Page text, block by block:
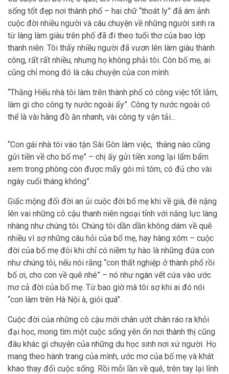
sống tốt đẹp nơi thành phố – hai chữ “thoát ly” đã ám ảnh
cuộc đời nhiều người và câu chuyện về những người sinh ra
từ làng làm giàu trên phố đã đi theo tuổi thơ của bao lớp
thanh niên. Tôi thấy nhiều người đã vươn lên làm giàu thành
công, rất rất nhiều, nhưng họ không phải tôi. Còn bố mẹ, ai
cũng chỉ mong đó là câu chuyện của con mình.
“Thằng Hiếu nhà tôi làm trên thành phố có công việc tốt lắm,
làm gì cho công ty nước ngoài ấy”. Công ty nước ngoài có
thể là vài hãng đồ ăn nhanh, vài công ty vận tải…
“Con gái nhà tôi vào tận Sài Gòn làm việc, tháng nào cũng
gửi tiền về cho bố mẹ” – chị ấy gửi tiền xong lại lẩm bẩm
xem trong phòng còn được mấy gói mì tôm, có đủ cho vài
ngày cuối tháng không”.
Giấc mộng đổi đời an ủi cuộc đời bố mẹ khi về già, đè nặng
lên vai những cô cậu thanh niên ngoại tỉnh với năng lực làng
nhàng như chúng tôi. Chúng tôi dần dần không dám về quê
nhiều vì sợ những câu hỏi của bố mẹ, hay hàng xóm – cuộc
đời của bố mẹ đôi khi chỉ có niềm tự hào là những đứa con
như chúng tôi, nếu nói rằng “con thất nghiệp ở thành phố rồi
bố ơi, cho con về quê nhé” – nó như ngàn vết cứa vào ước
mơ cả đời của bố mẹ. Từ bao giờ mà tôi sợ khi ai đó nói
“con làm trên Hà Nội à, giỏi quá”.
Cuộc đời của những cô cậu mới chân ướt chân ráo ra khỏi
đại học, mong tìm một cuộc sống yên ổn nơi thành thị cũng
đâu khác gì chuyện của những du học sinh nơi xứ người. Họ
mang theo hành trang của mình, ước mơ của bố mẹ và khát
khao thay đổi cuộc sống. Rồi mỗi lần về quê, trên tay lại lỉnh